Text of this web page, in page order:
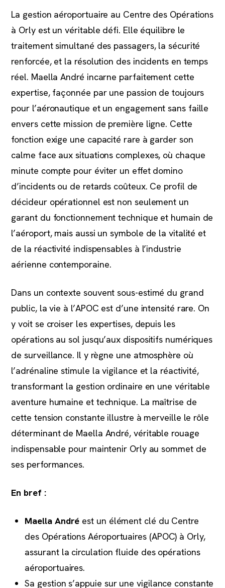
La gestion aéroportuaire au Centre des Opérations
à Orly est un véritable défi. Elle équilibre le
traitement simultané des passagers, la sécurité
renforcée, et la résolution des incidents en temps
réel. Maella André incarne parfaitement cette
expertise, façonnée par une passion de toujours
pour l’aéronautique et un engagement sans faille
envers cette mission de première ligne. Cette
fonction exige une capacité rare à garder son
calme face aux situations complexes, où chaque
minute compte pour éviter un effet domino
d’incidents ou de retards coûteux. Ce profil de
décideur opérationnel est non seulement un
garant du fonctionnement technique et humain de
l’aéroport, mais aussi un symbole de la vitalité et
de la réactivité indispensables à l’industrie
aérienne contemporaine.
Dans un contexte souvent sous-estimé du grand
public, la vie à l’APOC est d’une intensité rare. On
y voit se croiser les expertises, depuis les
opérations au sol jusqu’aux dispositifs numériques
de surveillance. Il y règne une atmosphère où
l’adrénaline stimule la vigilance et la réactivité,
transformant la gestion ordinaire en une véritable
aventure humaine et technique. La maîtrise de
cette tension constante illustre à merveille le rôle
déterminant de Maella André, véritable rouage
indispensable pour maintenir Orly au sommet de
ses performances.
En bref :
Maella André est un élément clé du Centre
des Opérations Aéroportuaires (APOC) à Orly,
assurant la circulation fluide des opérations
aéroportuaires.
Sa gestion s’appuie sur une vigilance constante